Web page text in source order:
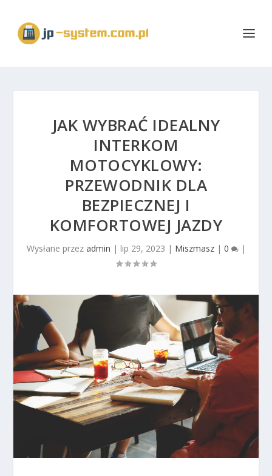
JAK WYBRAĆ IDEALNY
INTERKOM
MOTOCYKLOWY:
PRZEWODNIK DLA
BEZPIECZNEJ I
KOMFORTOWEJ JAZDY
Wysłane przez admin | lip 29, 2023 | Miszmasz| 0 |